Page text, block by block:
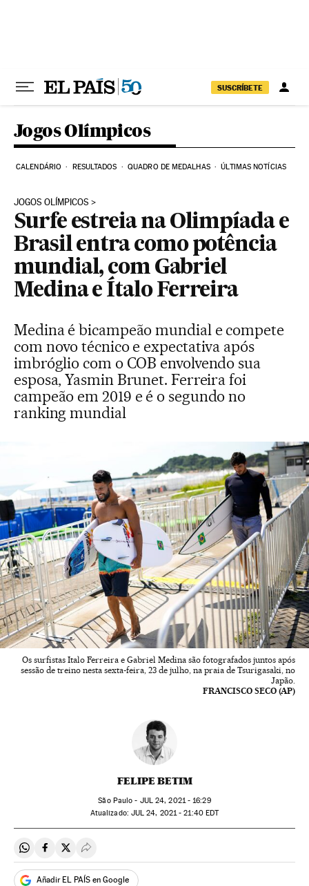
SUSCRÍBETE
Jogos Olímpicos
CALENDÁRIO RESULTADOS QUADRO DE MEDALHAS ÚLTIMAS NOTÍCIAS
JOGOS OLÍMPICOS
Surfe estreia na Olimpíada e
Brasil entra como potência
mundial, com Gabriel
Medina e Ítalo Ferreira
Medina é bicampeão mundial e compete
com novo técnico e expectativa após
imbróglio com o COB envolvendo sua
esposa, Yasmin Brunet. Ferreira foi
campeão em 2019 e é o segundo no
ranking mundial
Os surfistas Italo Ferreira e Gabriel Medina são fotografados juntos após
sessão de treino nesta sexta-feira, 23 de julho, na praia de Tsurigasaki, no
Japão.
FRANCISCO SECO (AP)
FELIPE BETIM
São Paulo - JUL24, 2021 - 16:29
atualizado: JUL 24, 2021 - 21:40EDT
Compartir en Whatsapp
Compartir en Facebook
Compartir en Twitter
Desplegar Redes Sociales
Añadir EL PAÍS en Google